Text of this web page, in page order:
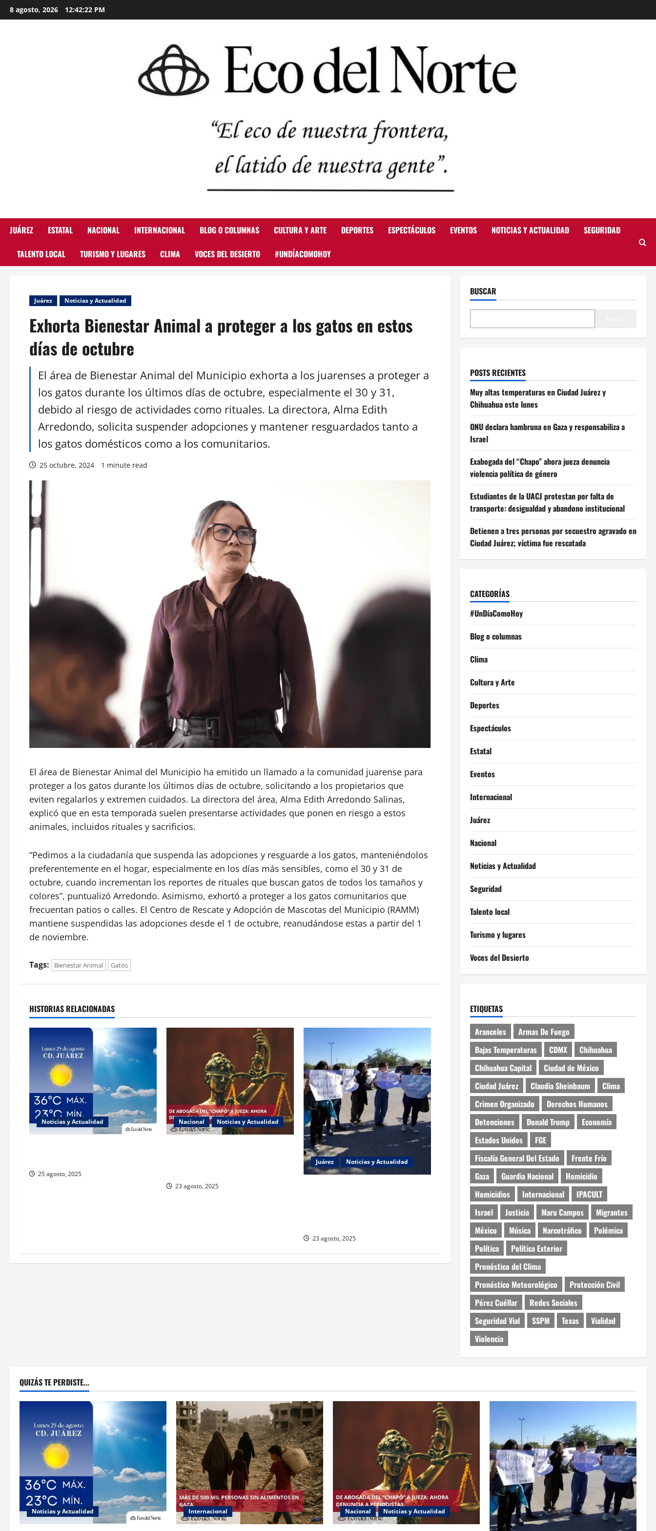
Skip
to
8 agosto, 2026 12:42:23 PM
JUÁREZ ESTATAL NACIONAL INTERNACIONAL BLOG O COLUMNAS CULTURA Y ARTE DEPORTES ESPECTÁCULOS EVENTOS NOTICIAS Y ACTUALIDAD SEGURIDAD
TALENTO LOCAL TURISMO Y LUGARES CLIMA VOCES DEL DESIERTO #UNDÍACOMOHOY
Juárez Noticias y Actualidad
Exhorta Bienestar Animal a proteger a los gatos en estos
días de octubre
El área de Bienestar Animal del Municipio exhorta a los juarenses a proteger a
los gatos durante los últimos días de octubre, especialmente el 30 y 31,
debido al riesgo de actividades como rituales. La directora, Alma Edith
Arredondo, solicita suspender adopciones y mantener resguardados tanto a
los gatos domésticos como a los comunitarios.
25 octubre, 2024 1 minute read
El área de Bienestar Animal del Municipio ha emitido un llamado a la comunidad juarense para
proteger a los gatos durante los últimos días de octubre, solicitando a los propietarios que
eviten regalarlos y extremen cuidados. La directora del área, Alma Edith Arredondo Salinas,
explicó que en esta temporada suelen presentarse actividades que ponen en riesgo a estos
animales, incluidos rituales y sacrificios.
“Pedimos a la ciudadanía que suspenda las adopciones y resguarde a los gatos, manteniéndolos
preferentemente en el hogar, especialmente en los días más sensibles, como el 30 y 31 de
octubre, cuando incrementan los reportes de rituales que buscan gatos de todos los tamaños y
colores”, puntualizó Arredondo. Asimismo, exhortó a proteger a los gatos comunitarios que
frecuentan patios o calles. El Centro de Rescate y Adopción de Mascotas del Municipio (RAMM)
mantiene suspendidas las adopciones desde el 1 de octubre, reanudándose estas a partir del 1
de noviembre.
Tags: Bienestar Animal Gatos
HISTORIAS RELACIONADAS
Noticias y Actualidad
25 agosto, 2025
Nacional Noticias y Actualidad
23 agosto, 2025
Juárez Noticias y Actualidad
23 agosto, 2025
BUSCAR
POSTS RECIENTES
Muy altas temperaturas en Ciudad Juárez y
Chihuahua este lunes
ONU declara hambruna en Gaza y responsabiliza a
Israel
Exabogada del “Chapo” ahora jueza denuncia
violencia política de género
Estudiantes de la UACJ protestan por falta de
transporte: desigualdad y abandono institucional
Detienen a tres personas por secuestro agravado en
Ciudad Juárez; víctima fue rescatada
CATEGORÍAS
#UnDíaComoHoy
Blog o columnas
Clima
Cultura y Arte
Deportes
Espectáculos
Estatal
Eventos
Internacional
Juárez
Nacional
Noticias y Actualidad
Seguridad
Talento local
Turismo y lugares
Voces del Desierto
ETIQUETAS
Aranceles
Armas De Fuego
Bajas Temperaturas
CDMX
Chihuahua
Chihuahua Capital
Ciudad de México
Ciudad Juárez
Claudia Sheinbaum
Clima
Crimen Organizado
Derechos Humanos
Detenciones
Donald Trump
Economía
Estados Unidos
FGE
Fiscalía General Del Estado
Frente Frío
Gaza
Guardia Nacional
Homicidio
Homicidios
Internacional
IPACULT
Israel
Justicia Maru Campos
Migrantes
México
Música Narcotráfico
Polémica
Política
Política Exterior
Pronóstico del Clima
Pronóstico Meteorológico
Protección Civil
Pérez Cuéllar
Redes Sociales
Seguridad Vial
SSPM Texas
Vialidad
Violencia
QUIZÁS TE PERDISTE...
Noticias y Actualidad Internacional Nacional Noticias y Actualidad